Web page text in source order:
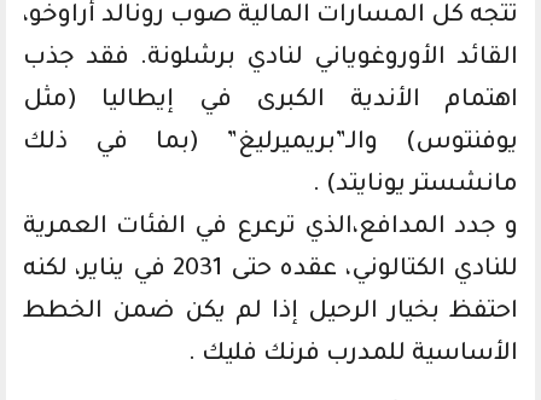
تتجه كل المسارات المالية صوب رونالد أراوخو،
القائد الأوروغوياني لنادي برشلونة. فقد جذب
اهتمام الأندية الكبرى في إيطاليا (مثل
يوفنتوس) والـ”بريميرليغ” (بما في ذلك
مانشستر يونايتد) .
و جدد المدافع،الذي ترعرع في الفئات العمرية
للنادي الكتالوني، عقده حتى 2031 في يناير، لكنه
احتفظ بخيار الرحيل إذا لم يكن ضمن الخطط
الأساسية للمدرب فرنك فليك .